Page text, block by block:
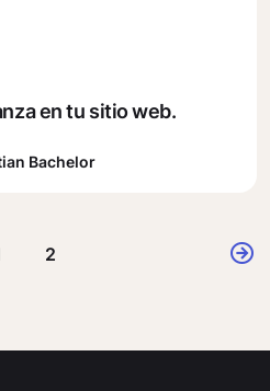
en tu sitio web.
Bachelor
2